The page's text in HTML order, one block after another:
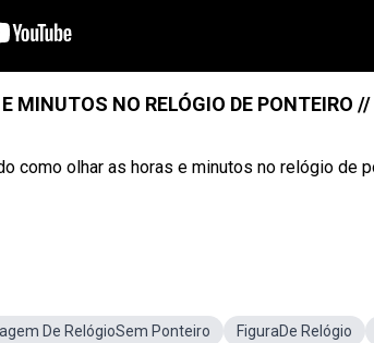
MINUTOS NO RELÓGIO DE PONTEIRO
como olhar as horas e minutos no relógio de
De RelógioSem Ponteiro FiguraDe Relógio